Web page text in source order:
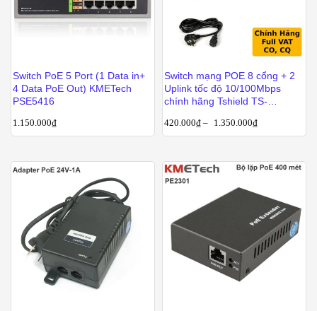
Switch PoE 5 Port (1 Data in+
4 Data PoE Out) KMETech
PSE5416
1.150.000₫
Switch mạng POE 8 cổng + 2
Uplink tốc độ 10/100Mbps
chính hãng Tshield TS-
420.000₫ – 1.350.000₫